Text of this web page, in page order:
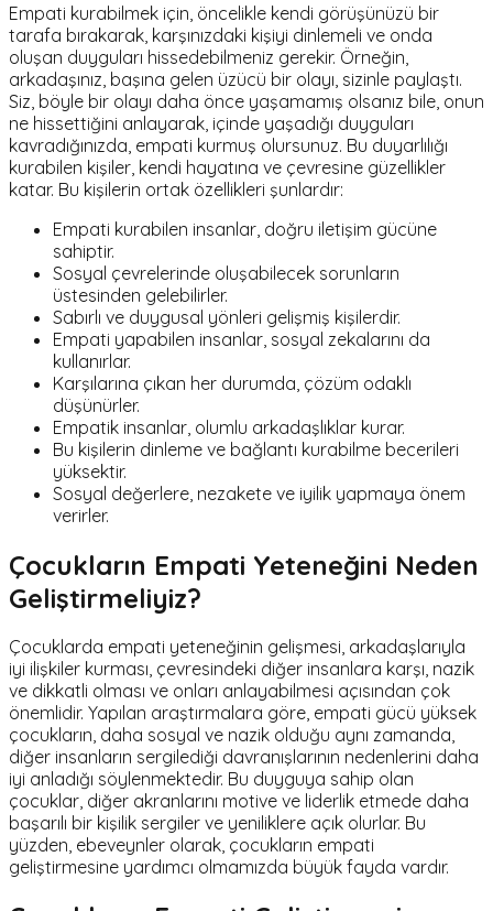
Empati kurabilmek için, öncelikle kendi görüşünüzü bir
tarafa bırakarak, karşınızdaki kişiyi dinlemeli ve onda
oluşan duyguları hissedebilmeniz gerekir. Örneğin,
arkadaşınız, başına gelen üzücü bir olayı, sizinle paylaştı.
Siz, böyle bir olayı daha önce yaşamamış olsanız bile, onun
ne hissettiğini anlayarak, içinde yaşadığı duyguları
kavradığınızda, empati kurmuş olursunuz. Bu duyarlılığı
kurabilen kişiler, kendi hayatına ve çevresine güzellikler
katar. Bu kişilerin ortak özellikleri şunlardır:
Empati kurabilen insanlar, doğru iletişim gücüne
sahiptir.
Sosyal çevrelerinde oluşabilecek sorunların
üstesinden gelebilirler.
Sabırlı ve duygusal yönleri gelişmiş kişilerdir.
Empati yapabilen insanlar, sosyal zekalarını da
kullanırlar.
Karşılarına çıkan her durumda, çözüm odaklı
düşünürler.
Empatik insanlar, olumlu arkadaşlıklar kurar.
Bu kişilerin dinleme ve bağlantı kurabilme becerileri
yüksektir.
Sosyal değerlere, nezakete ve iyilik yapmaya önem
verirler.
Çocukların Empati Yeteneğini Neden
Geliştirmeliyiz?
Çocuklarda empati yeteneğinin gelişmesi, arkadaşlarıyla
iyi ilişkiler kurması, çevresindeki diğer insanlara karşı, nazik
ve dikkatli olması ve onları anlayabilmesi açısından çok
önemlidir. Yapılan araştırmalara göre, empati gücü yüksek
çocukların, daha sosyal ve nazik olduğu aynı zamanda,
diğer insanların sergilediği davranışlarının nedenlerini daha
iyi anladığı söylenmektedir. Bu duyguya sahip olan
çocuklar, diğer akranlarını motive ve liderlik etmede daha
başarılı bir kişilik sergiler ve yeniliklere açık olurlar. Bu
yüzden, ebeveynler olarak, çocukların empati
geliştirmesine yardımcı olmamızda büyük fayda vardır.